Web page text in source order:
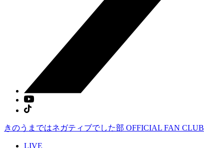
きのうまではネガティブでした部 OFFICIAL FAN CLUB
LIVE